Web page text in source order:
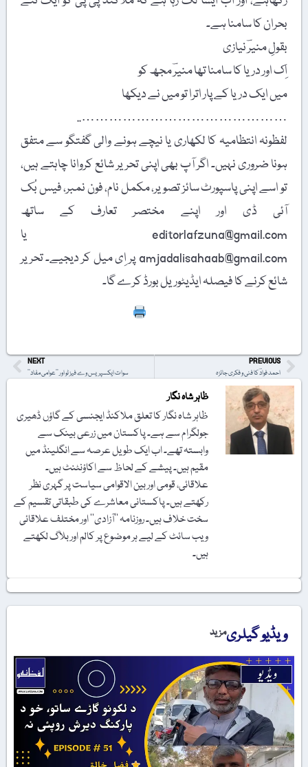
بحران کا سامنا ہے۔
بقولِ منیرؔ نیازی
اِک اور دریا کا سامنا تھا منیرؔ مجھ کو
میں ایک دریا کے پار اترا تو میں نے دیکھا
………………………………………..
لفظونہ انتظامیہ کا لکھاری یا نیچے ہونے والی گفتگو سے متفق
ہونا ضروری نہیں۔ اگر آپ بھی اپنی تحریر شائع کروانا چاہتے ہیں،
تو اسے اپنی پاسپورٹ سائز تصویر، مکمل نام، فون نمبر، فیس بُک
آئی ڈی اور اپنے مختصر تعارف کے ساتھ
editorlafzuna@gmail.com یا
amjadalisahaab@gmail.com پر اِی میل کر دیجیے۔ تحریر
شائع کرنے کا فیصلہ ایڈیٹوریل بورڈ کرے گا۔
PREVIOUS
احمد فوادؔ کا فنی و فکری جائزہ
NEXT
سوات ایکسپریس وے فیز ٹو اور ’’عوامی مفاد‘‘
ظاہر شاہ نگار
ظاہر شاہ نگار کا تعلق ملاکنڈ ایجنسی کے گاؤں ڈھیری
جولگرام سے ہے۔ پاکستان میں زرعی بینک سے
وابستہ تھے۔ اب ایک طویل عرصہ سے انگلینڈ میں
مقیم ہیں۔ پیشے کے لحاظ سے اکاؤنٹنٹ ہیں۔
علاقائی، قومی اور بین الاقوامی سیاست پر گہری نظر
رکھتے ہیں۔ پاکستانی معاشرے کی طبقاتی تقسیم کے
سخت خلاف ہیں۔ روزنامہ ’’آزادی‘‘ اور مختلف علاقائی
ویب سائٹ کے لیے ہر موضوع پر کالم اور بلاگ لکھتے
ہیں۔
ویڈیو گیلریمزید